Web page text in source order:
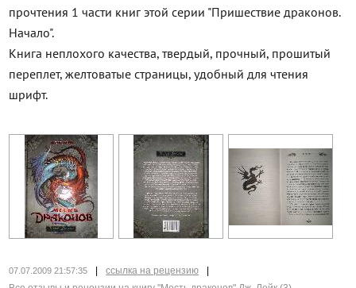
прочтения 1 части книг этой серии "Пришествие драконов.
Начало".
Книга неплохого качества, твердый, прочный, прошитый
переплет, желтоватые страницы, удобный для чтения
шрифт.
07.07.2009 21:57:35 ссылка на рецензию